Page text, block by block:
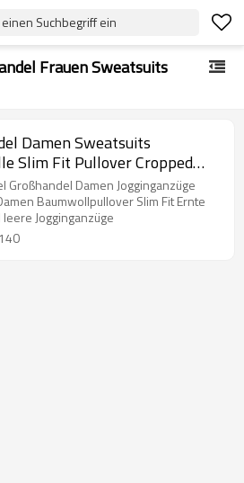
Suchbegriff ein
Frauen Sweatsuits
Damen Sweatsuits
Slim Fit Pullover Cropped
Aktik
Großhandel Damen Jogginganzüge
Baumwollpullover Slim Fit Ernte
Jogginganzüge